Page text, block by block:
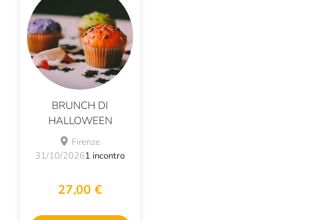
BRUNCH DI
HALLOWEEN
Firenze
31/10/20261 incontro
27,00 €